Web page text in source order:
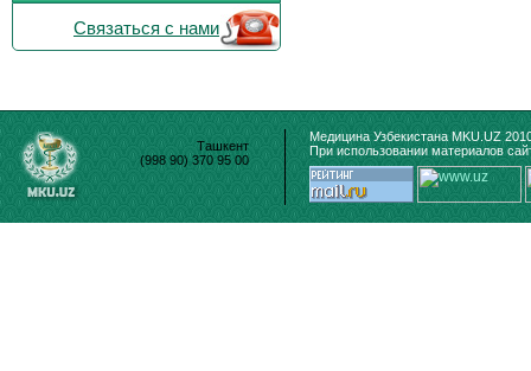
Связаться с нами
Ташкент
(998 90) 370 95 00
Медицина Узбекистана MKU.UZ
При использовании материалов